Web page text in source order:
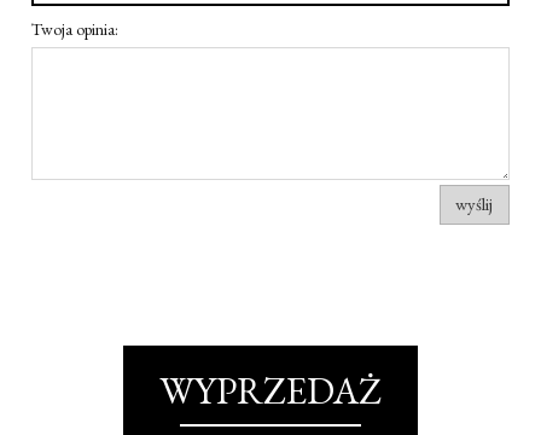
Twoja opinia:
wyślij
WYPRZEDAŻ